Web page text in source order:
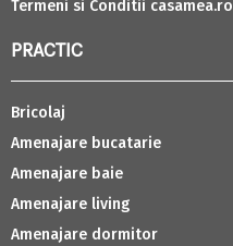
Termeni si Conditii casamea.ro
PRACTIC
Bricolaj
Amenajare bucatarie
Amenajare baie
Amenajare living
Amenajare dormitor